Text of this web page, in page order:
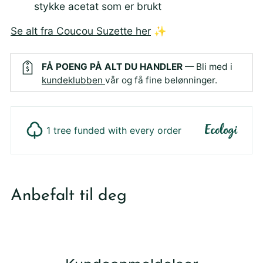
stykke acetat som er brukt
Se alt fra Coucou Suzette her ✨
FÅ POENG PÅ ALT DU HANDLER — Bli med i
kundeklubben vår og få fine belønninger.
1 tree funded with every order
produktet
iAnbefalt til deg